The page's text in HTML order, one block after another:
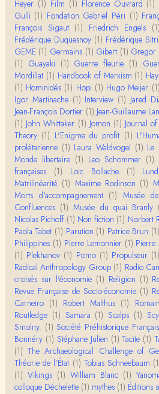
Christophe Darmangeat
Évidemment, de toute
aute. ;-)
Damian
Merci de ta réponse !
es qu'on écarte, car dans
Yves Le Dantec
Affligeant, ce
der : est-ce que tenter
Boudjemaa Sedira
Merci pour cet article
âtons-à-fouir" qu'on a pu
Momo
BonjourCette question de
mage classique de
Anonymous
Merci pour votre
sur les femmes
l…
Anonymous
Bonjour,Merci pour
en tant qu’êtres humains,
Christophe Darmangeat
Envoyez moi un mail :
Heyer (1) Film (1) Florence Ouvrard (1)
Gulli (1) Fondation Gabriel Péri (1)
François Sigaut (1) Friedrich Engels (1)
Frédérique Duquesnoy (1) Frédérique Sitri
GEME (1) Germains (1) Gibert (1) Gregor
(1) Guayaki (1) Guerre fleurie (1)
Mordillat (1) Handbook of Marxism (1)
(1) Hominidés (1) Hopi (1) Hugo Meijer (1)
Igor Martinache (1) Interview (1) Jared
Jean-François Dortier (1) Jean-Guillaume
(1) John Whittaker (1) Jomon (1) Journal
Theory (1) L'Enigme du profit (1)
prolétarienne (1) Laura Waldvogel (1) Le
Monde libertaire (1) Leo Schommer (1)
françaises
(1) Loïc Bollache (1)
Matrilinéarité (1) Maxime Rodinson (1)
Morts d'accompagnement (1) Musée
Confluences (1) Musée du quai Branly
Nicolas Pichoff (1) Non fiction (1) Norbert
Paola Tabet (1) Parution (1) Patrice Brun (1)
Philippines (1) Pierre Lemonnier (1) Pierre
(1) Plekhanov (1) Pomo (1) Propulseur (1)
Radical Anthropology Group (1) Radio
croisés sur l'économie (1) Religion (1)
Revue Française de Socio-économie (1)
Carneiro (1) Robert Malthus (1)
Routledge (1) Samara (1) Scalps (1)
Smolny. (1) Société Préhistorique
Bonnéry (1) Stéphane Julien (1) Tacite (1)
(1) The Archaeological Challenge of
Théorie de l'État (1) Tobias Schneebaum
(1) Vikings (1) William Blanc (1)
colloque Déchelette (1) mythes (1) Éditions